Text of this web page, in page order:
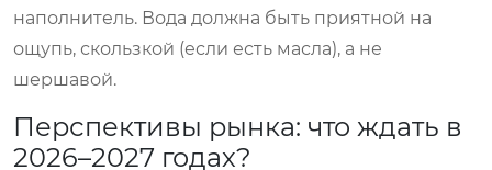
наполнитель. Вода должна быть приятной на
ощупь, скользкой (если есть масла), а не
шершавой.
Перспективы рынка: что ждать в
2026–2027 годах?